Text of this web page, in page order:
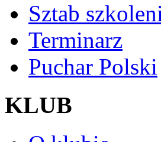
Sztab
Terminarz
Puchar Polski
KLUB